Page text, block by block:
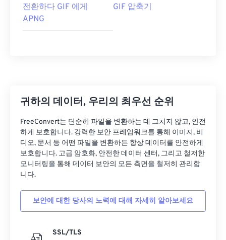
전환하다 GIF 에게
APNG
GIF 압축기
귀하의 데이터, 우리의 최우선 순위
FreeConvert는 단순히 파일을 변환하는 데 그치지 않고, 안전
하게 보호합니다. 강력한 보안 프레임워크를 통해 이미지, 비
디오, 문서 등 어떤 파일을 변환하든 항상 데이터를 안전하게
보호합니다. 고급 암호화, 안전한 데이터 센터, 그리고 철저한
모니터링을 통해 데이터 보안의 모든 측면을 철저히 관리합
니다.
보안에 대한 당사의 노력에 대해 자세히 알아보세요
SSL/TLS